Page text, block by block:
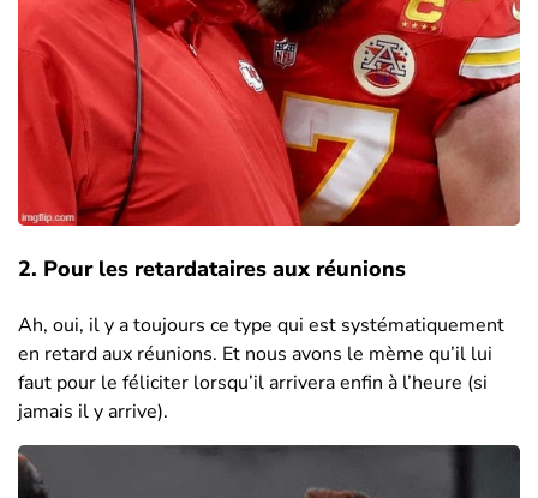
2. Pour les retardataires aux réunions
Ah, oui, il y a toujours ce type qui est systématiquement
en retard aux réunions. Et nous avons le mème qu’il lui
faut pour le féliciter lorsqu’il arrivera enfin à l’heure (si
jamais il y arrive).